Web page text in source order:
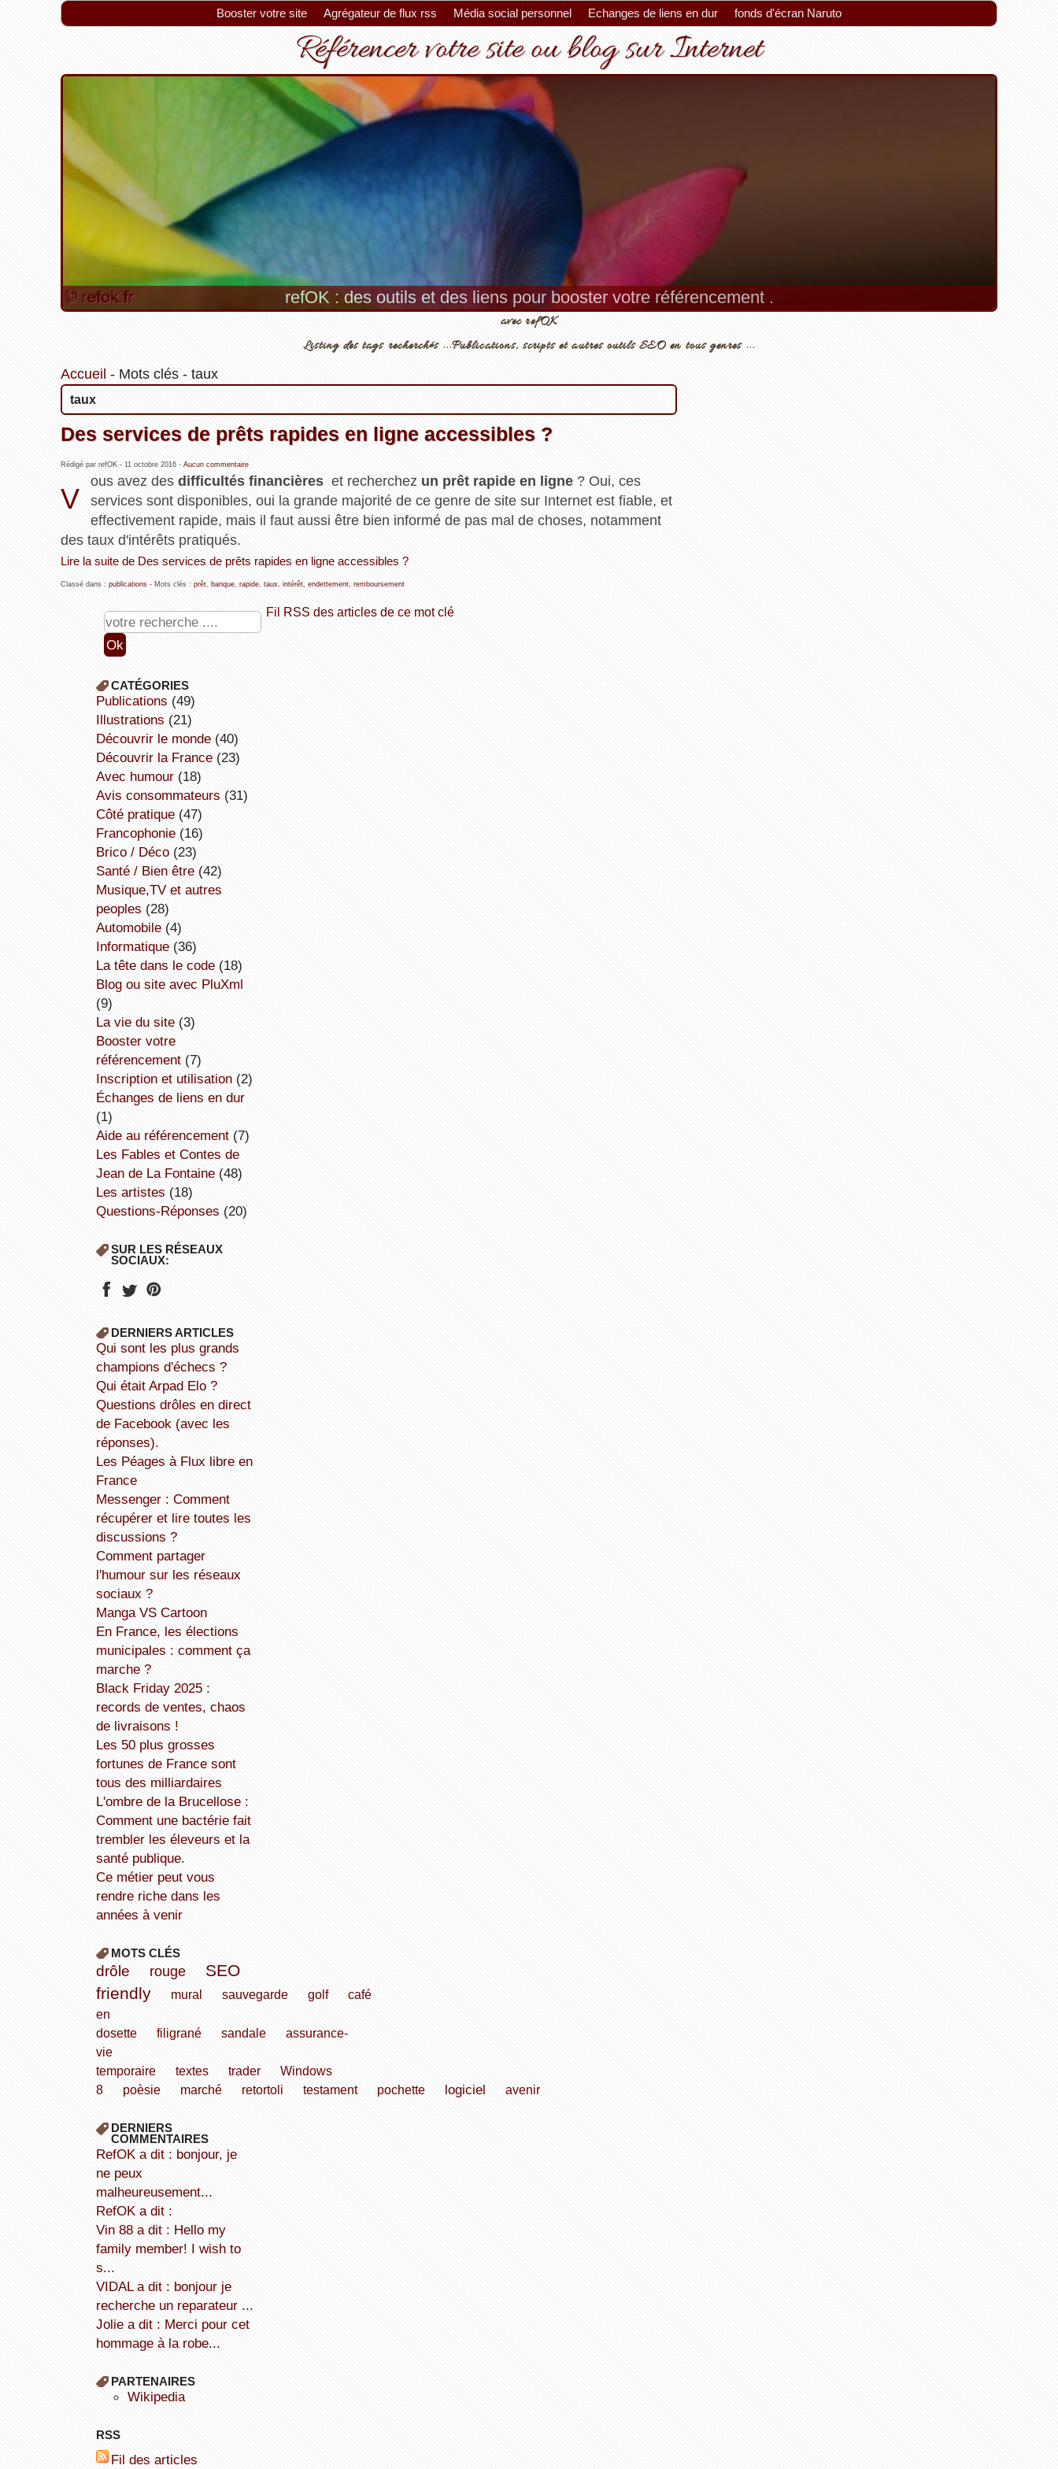
Booster votre site Agrégateur de flux rss Média social personnel Echanges de liens en dur fonds d'écran Naruto
Référencer votre site ou blog sur Internet
refOK : des outils et des liens pour booster votre référencement .
avec refOK
Listing des tags recherchés ...Publications, scripts et autres outils SEO en tous genres ...
Accueil - Mots clés- taux
taux
Des services de prêts rapides en ligne accessibles ?
Rédigé par refOK - 11 octobre 2016- Aucun commentaire
V
ous avez des difficultés financières et recherchez un prêt rapide en ligne ? Oui, ces
services sont disponibles, oui la grande majorité de ce genre de site sur Internet est fiable, et
effectivement rapide, mais il faut aussi être bien informé de pas mal de choses, notamment
des taux d'intérêts pratiqués.
Lire la suite de Des services de prêts rapides en ligne accessibles ?
Classé dans : publications- Mots clés : prêt, banque, rapide, taux, intérêt, endettement, remboursement
Fil RSS des articles de ce mot clé
CATÉGORIES
publications (49)
illustrations (21)
découvrir le monde(40)
découvrir la France(23)
avec humour(18)
avis consommateurs (31)
côté pratique(47)
Francophonie(16)
Brico / Déco(23)
Santé / Bien être(42)
Musique,TV et autres
peoples (28)
Automobile(4)
informatique(36)
la tête dans le code(18)
Blog ou site avec PluXml
(9)
la vie du site(3)
booster votre
référencement(7)
inscription et utilisation(2)
échanges de liens en dur
(1)
aide au référencement(7)
Les Fables et Contes de
Jean de La Fontaine(48)
Les artistes (18)
Questions-Réponses (20)
SUR LES RÉSEAUX
SOCIAUX:
DERNIERS ARTICLES
Qui sont les plus grands
champions d'échecs ?
Qui était Arpad Elo ?
Questions drôles en direct
de Facebook (avec les
réponses).
Les Péages à Flux libre en
France
Messenger : Comment
récupérer et lire toutes les
discussions ?
Comment partager
l'humour sur les réseaux
sociaux ?
Manga VS Cartoon
En France, les élections
municipales : comment ça
marche ?
Black Friday 2025 :
records de ventes, chaos
de livraisons !
Les 50 plus grosses
fortunes de France sont
tous des milliardaires
L'ombre de la Brucellose :
Comment une bactérie fait
trembler les éleveurs et la
santé publique.
Ce métier peut vous
rendre riche dans les
années à venir
MOTS CLÉS
drôle rouge
SEO
friendly
mural sauvegarde golf
café
en
dosette
filigrané sandale
assurance-
vie
temporaire
textes trader
Windows
8
poèsie marché retortoli testament pochette logiciel avenir
DERNIERS
COMMENTAIRES
refOK a dit : bonjour, je
ne peux
malheureusement...
refOK a dit :
Vin 88 a dit : Hello my
family member! I wish to
s...
VIDAL a dit : bonjour je
recherche un reparateur ...
Jolie a dit : Merci pour cet
hommage à la robe...
PARTENAIRES
wikipedia
RSS
Fil des articles